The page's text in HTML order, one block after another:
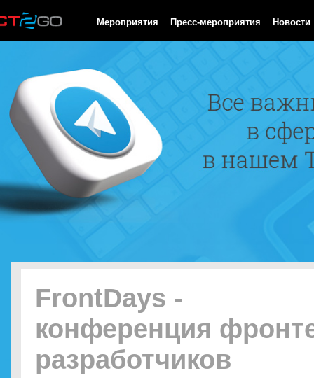
Мероприятия Пресс-мероприятия Новости
FrontDays -
конференция
разработчиков